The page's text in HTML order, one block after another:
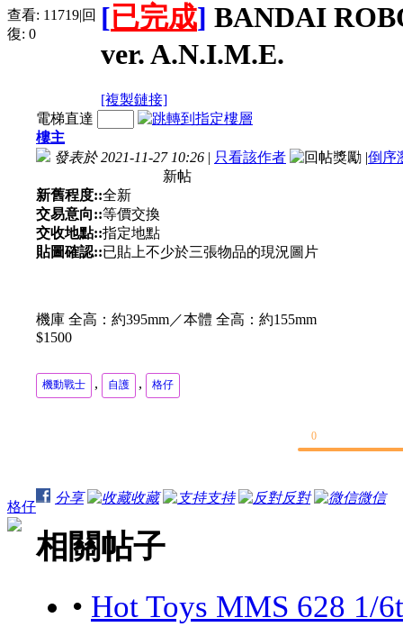
查看: 11719|回
復: 0
[已完成] BANDAI
ver. A.N.I.M.E.
[複製鏈接]
格仔
電梯直達
樓主
發表於 2021-11-27 10:26 | 只看該作者 |倒序
新帖
新舊程度::全新
交易意向::等價交換
交收地點::指定地點
貼圖確認::已貼上不少於三張物品的現況圖片
機庫 全高：約395mm／本體 全高：約155mm
$1500
機動戰士 , 自護 , 格仔
0
分享 收藏 支持 反對 微信
相關帖子
• Hot Toys MMS 628 1/